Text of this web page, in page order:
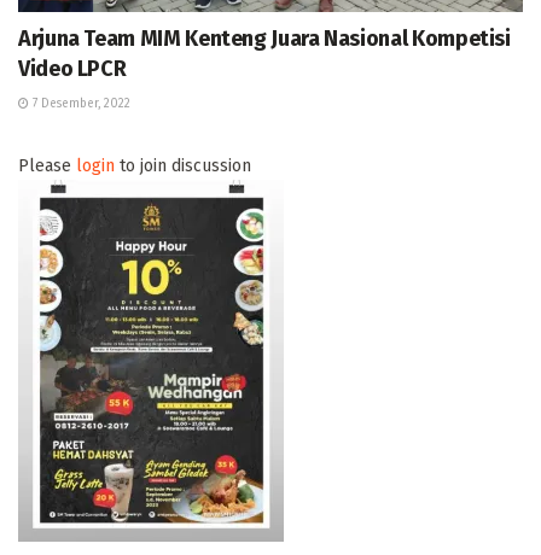
Arjuna Team MIM Kenteng Juara Nasional Kompetisi
Video LPCR
7 Desember, 2022
Please login to join discussion